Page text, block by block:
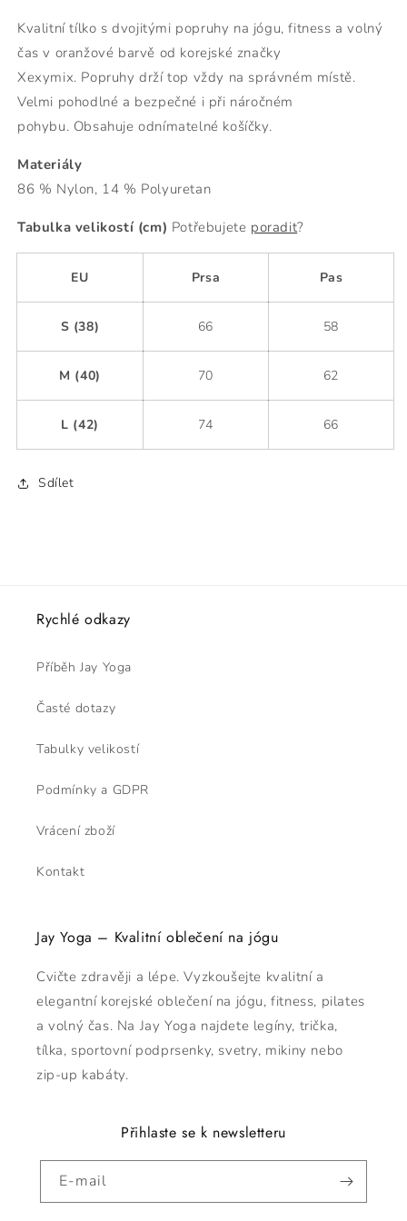
Kvalitní tílko s dvojitými popruhy na jógu, fitness a volný
čas v oranžové barvě od korejské značky
Xexymix. Popruhy drží top vždy na správném místě.
Velmi pohodlné a bezpečné i při náročném
pohybu. Obsahuje odnímatelné košíčky.
Materiály
86 % Nylon, 14 % Polyuretan
Tabulka velikostí (cm) Potřebujete poradit?
EU Prsa Pas
S (38) 66 58
M (40) 70 62
L (42) 74 66
Sdílet
Rychlé odkazy
Příběh Jay Yoga
Časté dotazy
Tabulky velikostí
Podmínky a GDPR
Vrácení zboží
Kontakt
Jay Yoga – Kvalitní oblečení na jógu
Cvičte zdravěji a lépe. Vyzkoušejte kvalitní a
elegantní korejské oblečení na jógu, fitness, pilates
a volný čas. Na Jay Yoga najdete legíny, trička,
tílka, sportovní podprsenky, svetry, mikiny nebo
zip-up kabáty.
Přihlaste se k newsletteru
E-mail